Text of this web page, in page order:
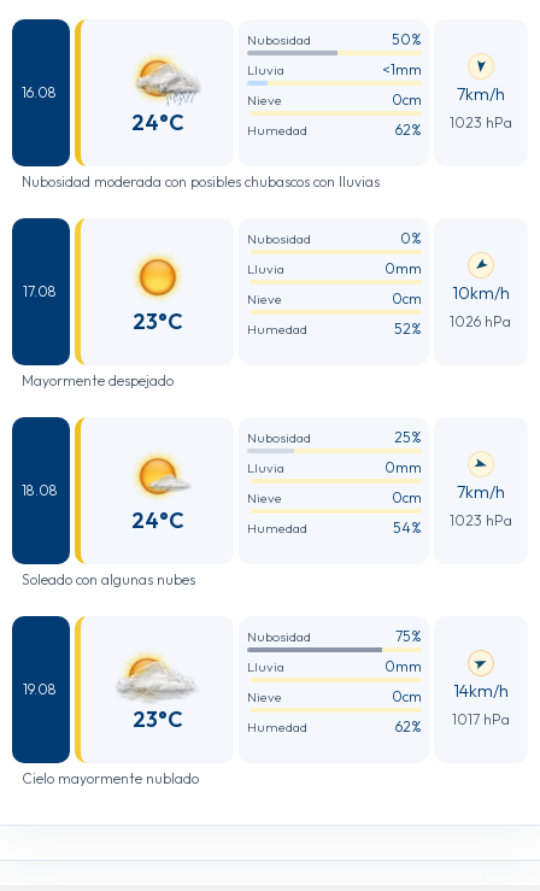
16.08
24°C
Nubosidad 50%
Lluvia <1mm
Nieve 0cm
Humedad 62%
7km/h
1023 hPa
Nubosidad moderada con posibles chubascos con lluvias
17.08
23°C
Nubosidad 0%
Lluvia 0mm
Nieve 0cm
Humedad 52%
10km/h
1026 hPa
Mayormente despejado
18.08
24°C
Nubosidad 25%
Lluvia 0mm
Nieve 0cm
Humedad 54%
7km/h
1023 hPa
Soleado con algunas nubes
19.08
23°C
Nubosidad 75%
Lluvia 0mm
Nieve 0cm
Humedad 62%
14km/h
1017 hPa
Cielo mayormente nublado